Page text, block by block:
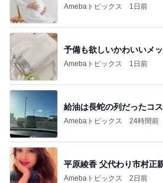
Amebaトピックス 1日前
予備も欲しいかわいいメ
Amebaトピックス 1日前
給油は長蛇の列だったコ
Amebaトピックス 24時間前
平原綾香 父代わり市村正
Amebaトピックス 2日前